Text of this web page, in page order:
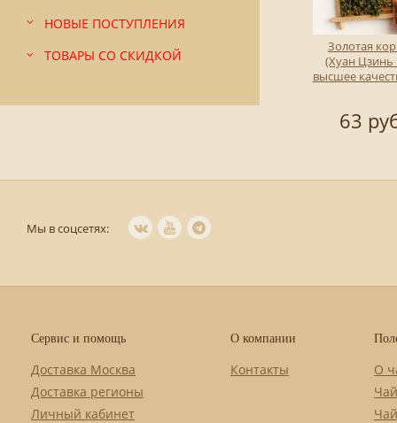
НОВЫЕ ПОСТУПЛЕНИЯ
ТОВАРЫ СО СКИДКОЙ
Золотая
(Хуан Цзинь
высшее
63
Мы в соцсетях:
Сервис и помощь
Доставка Москва
Доставка регионы
Личный кабинет
О компании
Контакты
О